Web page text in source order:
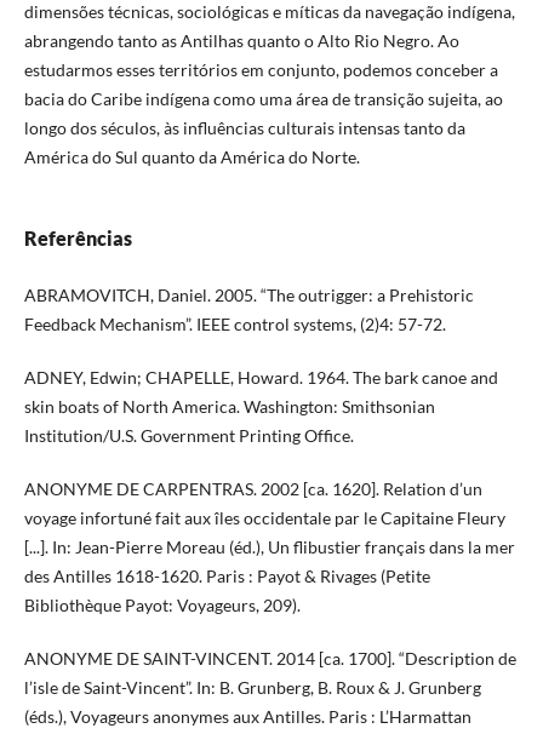
dimensões técnicas, sociológicas e míticas da navegação indígena,
abrangendo tanto as Antilhas quanto o Alto Rio Negro. Ao
estudarmos esses territórios em conjunto, podemos conceber a
bacia do Caribe indígena como uma área de transição sujeita, ao
longo dos séculos, às influências culturais intensas tanto da
América do Sul quanto da América do Norte.
Referências
ABRAMOVITCH, Daniel. 2005. “The outrigger: a Prehistoric
Feedback Mechanism”. IEEE control systems, (2)4: 57-72.
ADNEY, Edwin; CHAPELLE, Howard. 1964. The bark canoe and
skin boats of North America. Washington: Smithsonian
Institution/U.S. Government Printing Office.
ANONYME DE CARPENTRAS. 2002 [ca. 1620]. Relation d’un
voyage infortuné fait aux îles occidentale par le Capitaine Fleury
[...]. In: Jean-Pierre Moreau (éd.), Un flibustier français dans la mer
des Antilles 1618-1620. Paris : Payot & Rivages (Petite
Bibliothèque Payot: Voyageurs, 209).
ANONYME DE SAINT-VINCENT. 2014 [ca. 1700]. “Description de
l’isle de Saint-Vincent”. In: B. Grunberg, B. Roux & J. Grunberg
(éds.), Voyageurs anonymes aux Antilles. Paris : L’Harmattan